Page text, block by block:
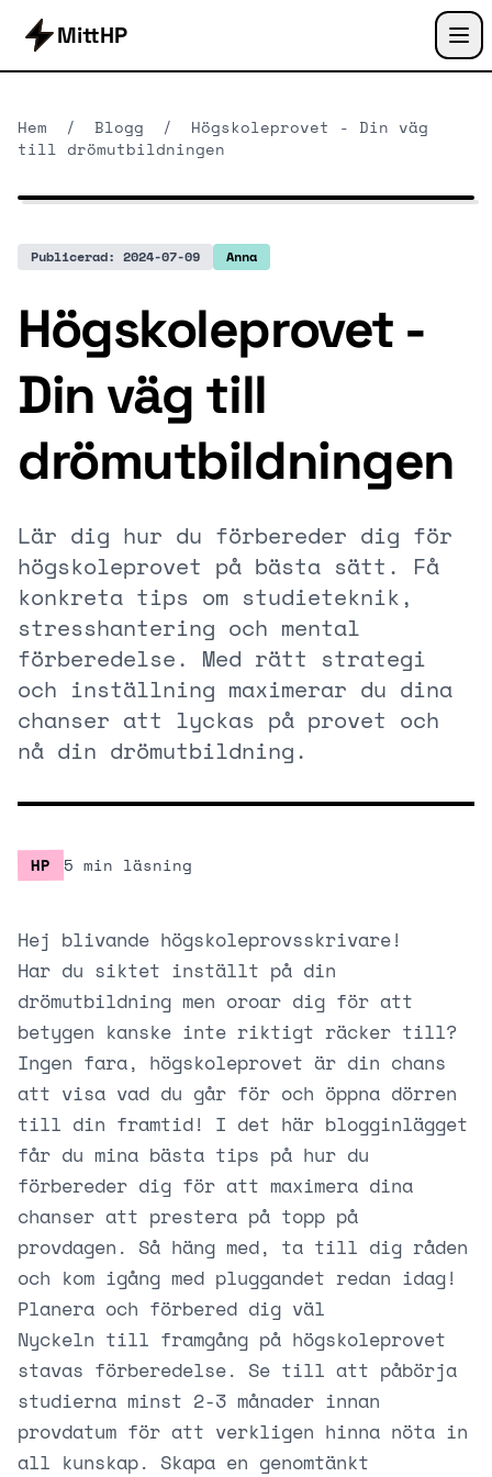
MittHP
Hem / Blogg /
Högskoleprovet - Din väg
till drömutbildningen
Publicerad: 2024-07-09 Anna
Högskoleprovet -
Din väg till
drömutbildningen
Lär dig hur du förbereder dig för
högskoleprovet på bästa sätt. Få
konkreta tips om studieteknik,
stresshantering och mental
förberedelse. Med rätt strategi
och inställning maximerar du dina
chanser att lyckas på provet och
nå din drömutbildning.
HP 5 min läsning
Hej blivande högskoleprovsskrivare!
Har du siktet inställt på din
drömutbildning men oroar dig för att
betygen kanske inte riktigt räcker till?
Ingen fara, högskoleprovet är din chans
att visa vad du går för och öppna dörren
till din framtid! I det här blogginlägget
får du mina bästa tips på hur du
förbereder dig för att maximera dina
chanser att prestera på topp på
provdagen. Så häng med, ta till dig råden
och kom igång med pluggandet redan idag!
Planera och förbered dig väl
Nyckeln till framgång på högskoleprovet
stavas förberedelse. Se till att påbörja
studierna minst 2-3 månader innan
provdatum för att verkligen hinna nöta in
all kunskap. Skapa en genomtänkt